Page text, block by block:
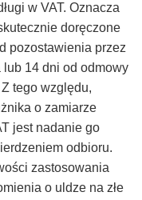
w VAT. Oznacza
doręczone
pozostawienia przez
lub 14 dni od odmowy
tego względu,
o zamiarze
jest nadanie go
odbioru.
zastosowania
o uldze na złe